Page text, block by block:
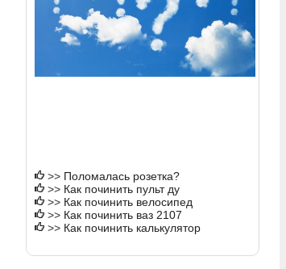
>> Поломалась розетка?
>> Как починить пульт ду
>> Как починить велосипед
>> Как починить ваз 2107
>> Как починить калькулятор